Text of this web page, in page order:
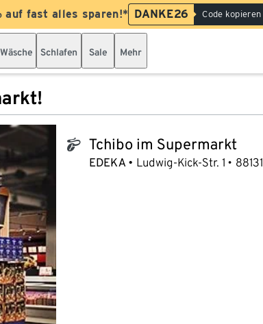
auf fast alles sparen!* DANKE26 Code kopieren
Wäsche Schlafen Sale Mehr
tchibo_logo Tchibo im Supermarkt
EDEKA Ludwig-Kick-Str. 1 88131